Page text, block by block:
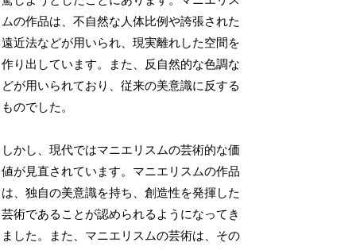
ムの作品は、不自然な人体比例や誇張された
遠近法などが用いられ、現実離れした空間を
作り出しています。また、反自然的な色調な
どが用いられており、従来の美意識に反する
ものでした。
しかし、現代ではマニエリスムの芸術的な価
値が見直されています。マニエリスムの作品
は、独自の美意識を持ち、創造性を発揮した
芸術であることが認められるようになってき
ました。また、マニエリスムの芸術は、その